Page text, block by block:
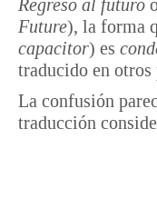
Regreso al futuro
Future), la forma
capacitor) es
traducido en otros
La confusión
traducción